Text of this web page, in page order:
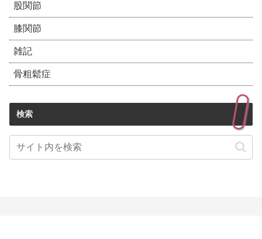
股関節
膝関節
雑記
骨粗鬆症
検索